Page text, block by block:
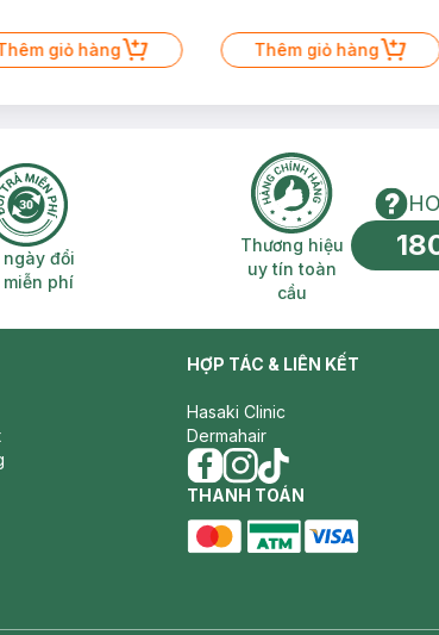
giỏ hàng Thêm giỏ hàng
30 ngày đổi trả miễn phí
đổi
miễn phí
Thương hiệu
Thương hiệu
uy tín toàn
cầu
HỢP TÁC & LIÊN KẾT
Hasaki Clinic
Dermahair
facebook
instagram
tiktok
THANH TOÁN